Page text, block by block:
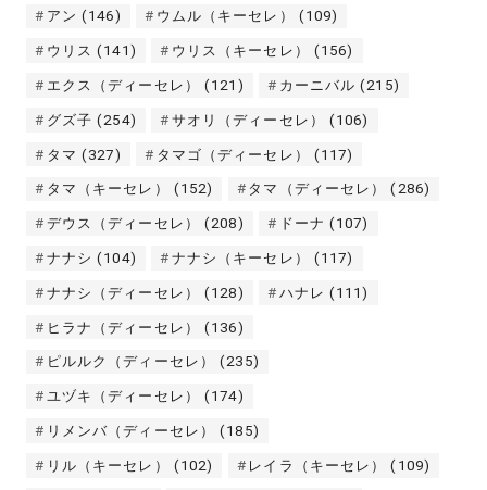
アン (146) ウムル（キーセレ） (109)
ウリス (141) ウリス（キーセレ） (156)
エクス（ディーセレ） (121) カーニバル (215)
グズ子 (254) サオリ（ディーセレ） (106)
タマ (327) タマゴ（ディーセレ） (117)
タマ（キーセレ） (152) タマ（ディーセレ） (286)
デウス（ディーセレ） (208) ドーナ (107)
ナナシ (104) ナナシ（キーセレ） (117)
ナナシ（ディーセレ） (128) ハナレ (111)
ヒラナ（ディーセレ） (136)
ピルルク（ディーセレ） (235)
ユヅキ（ディーセレ） (174)
リメンバ（ディーセレ） (185)
リル（キーセレ） (102) レイラ（キーセレ） (109)